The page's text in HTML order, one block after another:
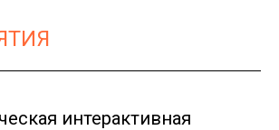
интерактивная